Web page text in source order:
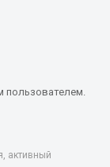
пользователем.
активный